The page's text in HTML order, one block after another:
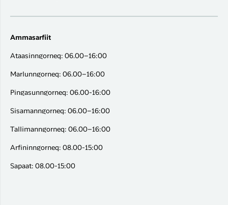
Ammasarfiit
Ataasinngorneq: 06.00–16:00
Marlunngorneq: 06.00–16:00
Pingasunngorneq: 06.00-16:00
Sisamanngorneq: 06.00–16:00
Tallimanngorneq: 06.00–16:00
Arfininngorneq: 08.00-15:00
Sapaat: 08.00-15:00